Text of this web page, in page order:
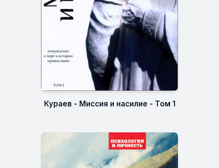
Кураев - Миссия и насилие - Том 1